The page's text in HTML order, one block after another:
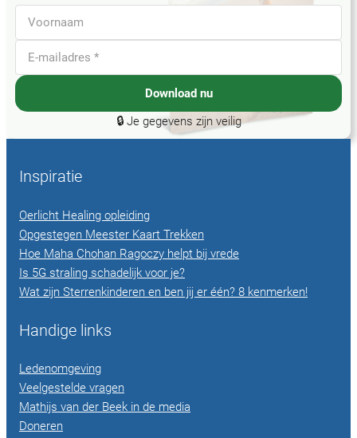
Download nu
🔒 Je gegevens zijn veilig
Inspiratie
Oerlicht Healing opleiding
Opgestegen Meester Kaart Trekken
Hoe Maha Chohan Ragoczy helpt bij vrede
Is 5G straling schadelijk voor je?
Wat zijn Sterrenkinderen en ben jij er één? 8 kenmerken!
Handige links
Ledenomgeving
Veelgestelde vragen
Mathijs van der Beek in de media
Doneren